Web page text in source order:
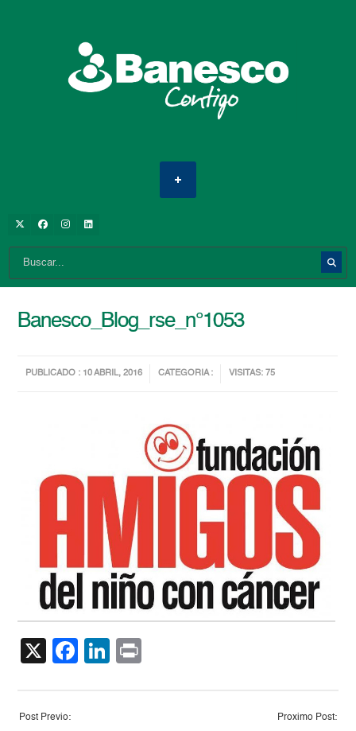
Banesco_Blog_rse_n°1053
PUBLICADO : 10 ABRIL, 2016 CATEGORIA : VISITAS: 75
X Facebook
LinkedIn
Post Previo: Proximo Post: